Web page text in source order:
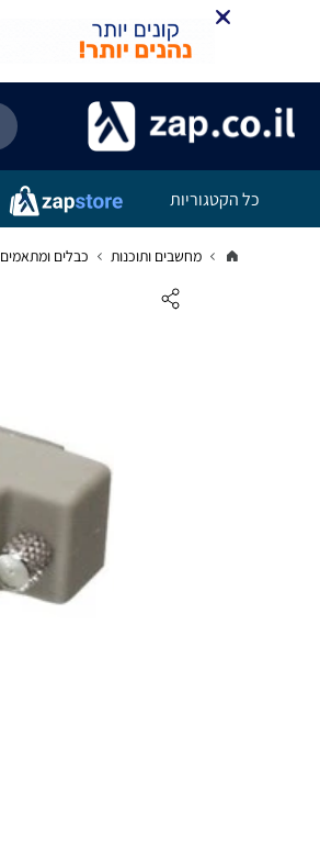
כל הקטגוריות
מחשבים ותוכנות כבלים ומתאמים